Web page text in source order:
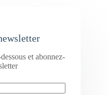
et abonnez-